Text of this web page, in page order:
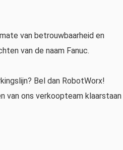
van betrouwbaarheid en
van de naam Fanuc.
Bel dan RobotWorx!
van ons verkoopteam klaarstaan